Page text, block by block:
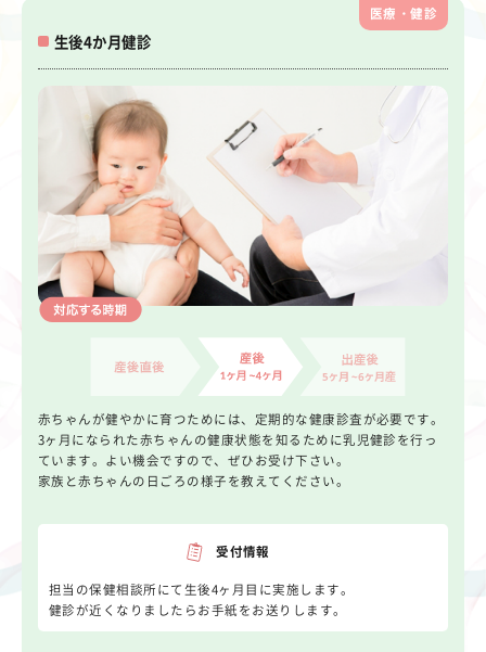
生後4か月健診
医療・健診
赤ちゃんが健やかに育つためには、定期的な健康診査が必要です。
3ヶ月になられた赤ちゃんの健康状態を知るために乳児健診を行っ
ています。よい機会ですので、ぜひお受け下さい。
家族と赤ちゃんの日ごろの様子を教えてください。
受付情報
担当の保健相談所にて生後4ヶ月目に実施します。
健診が近くなりましたらお手紙をお送りします。